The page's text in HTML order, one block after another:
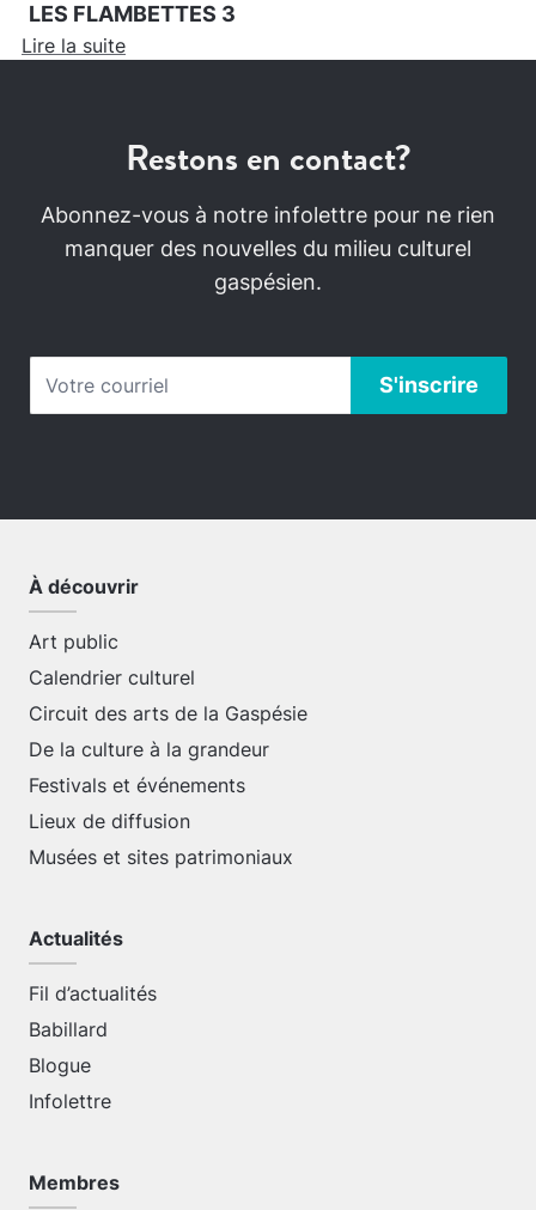
LES FLAMBETTES 3
Lire la suite
Restons en contact?
Abonnez-vous à notre infolettre pour ne rien
manquer des nouvelles du milieu culturel
gaspésien.
À découvrir
Art public
Calendrier culturel
Circuit des arts de la Gaspésie
De la culture à la grandeur
Festivals et événements
Lieux de diffusion
Musées et sites patrimoniaux
Actualités
Fil d’actualités
Babillard
Blogue
Infolettre
Membres